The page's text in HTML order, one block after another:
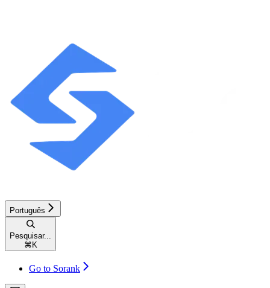
Português
Pesquisar...
⌘ K
Go to Sorank